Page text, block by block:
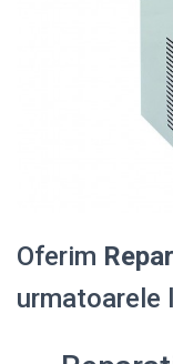
Oferim
urmatoarele